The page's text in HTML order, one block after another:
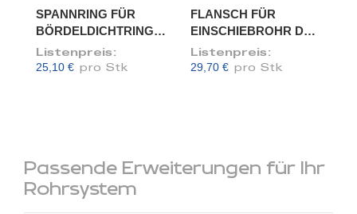
SPANNRING FÜR
BÖRDELDICHTRING,
DN 120
Listenpreis:
25,10 € pro Stk
FLANSCH FÜR
EINSCHIEBROHR DN
120/118
Listenpreis:
29,70 € pro Stk
Passende Erweiterungen für Ihr
Rohrsystem